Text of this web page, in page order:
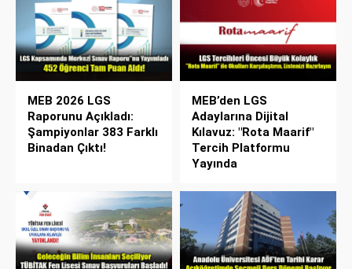
MEB 2026 LGS
Raporunu Açıkladı:
Şampiyonlar 383 Farklı
Binadan Çıktı!
MEB’den LGS
Adaylarına Dijital
Kılavuz: "Rota Maarif"
Tercih Platformu
Yayında